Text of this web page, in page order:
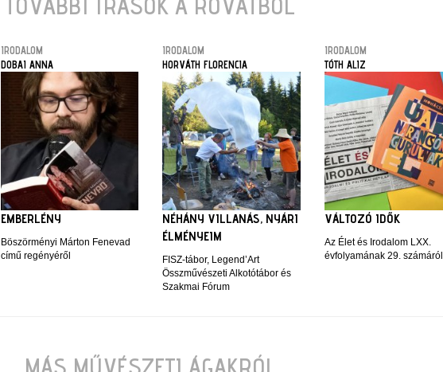
TOVÁBBI ÍRÁSOK A ROVATBÓL
IRODALOM
DOBAI ANNA
EMBERLÉNY
Böszörményi Márton Fenevad
című regényéről
IRODALOM
HORVÁTH FLORENCIA
NÉHÁNY VILLANÁS, NYÁRI
ÉLMÉNYEIM
FISZ-tábor, Legend’Art
Összművészeti Alkotótábor és
Szakmai Fórum
IRODALOM
TÓTH ALIZ
VÁLTOZÓ IDŐK
Az Élet és Irodalom LXX.
évfolyamának 29. számáról